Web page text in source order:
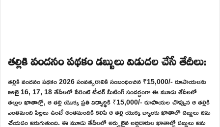
తల్లికి వందనం పథకం డబ్బులు విడుదల చేసే తేదీలు:
తల్లికి వందనం పథకం 2026 సంవత్సరానికి సంబంధించిన ₹15,000/- రూపాయలను
జూలై 16, 17, 18 తేదీలలో పేరెంట్ టీచర్ మీటింగ్ సందర్భంగా ఈ మూడు తేదీలలో
తల్లుల ఖాతాల్లో, ఆ తల్లి యొక్క ప్రతి విద్యార్థికి ₹15,000/- రూపాయల చొప్పున ఆ తల్లికి
ఎంతమంది పిల్లలు ఉంటే అంతమందికి కలిపి ఆ తల్లి యొక్క బ్యాంకు ఖాతాలో డబ్బులు జమ
చేయడం జరుగుతుంది. ఈ మూడు తేదీలలో అర్హులైన లబ్ధిదారుల ఖాతాల్లో డబ్బులు జమ